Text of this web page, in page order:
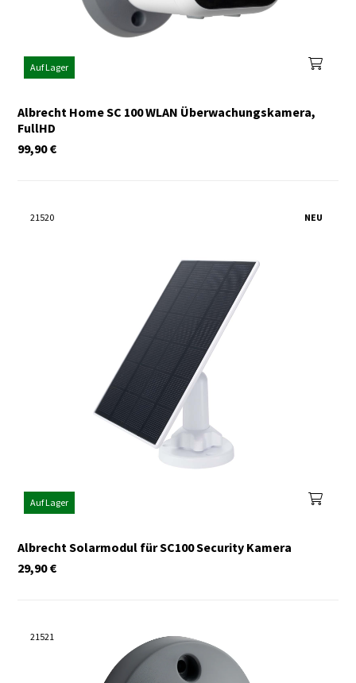
Auf Lager
Albrecht Home SC 100 WLAN Überwachungskamera,
FullHD
€
99,90
NEU
21520
Auf Lager
Albrecht Solarmodul für SC100 Security Kamera
€
29,90
21521